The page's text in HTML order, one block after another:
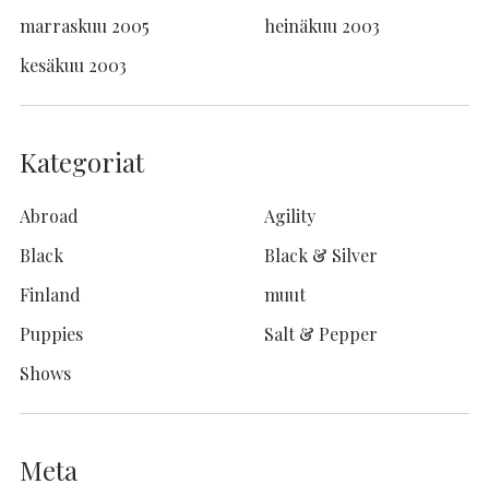
marraskuu 2005
heinäkuu 2003
kesäkuu 2003
Kategoriat
Abroad
Agility
Black
Black & Silver
Finland
muut
Puppies
Salt & Pepper
Shows
Meta